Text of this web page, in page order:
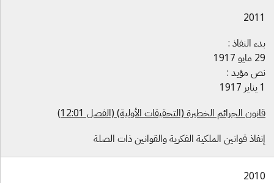
النفاذ :
مؤيد :
الجرائم الخطيرة (التحقيقات الأولية) (الفصل 12:01)
قوانين الملكية الفكرية والقوانين ذات الصلة